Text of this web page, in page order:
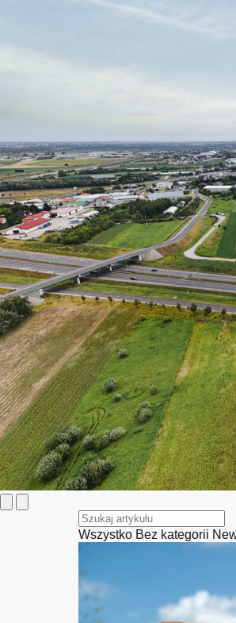
Wszystko Bez kategorii